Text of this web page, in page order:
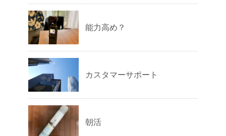
能力高め？
カスタマーサポート
朝活